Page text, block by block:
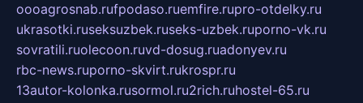
oooagrosnab.rufpodaso.ruemfire.rupro-otdelky.ru
ukrasotki.ruseksuzbek.ruseks-uzbek.ruporno-vk.ru
sovratili.ruolecoon.ruvd-dosug.ruadonyev.ru
rbc-news.ruporno-skvirt.rukrospr.ru
13autor-kolonka.rusormol.ru2rich.ruhostel-65.ru